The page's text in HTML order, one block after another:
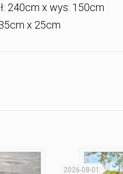
240cm x wys: 150cm
x 25cm
2026-08-01